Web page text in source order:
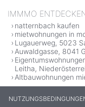
IMMMO
natternbach kaufen
mietwohnungen in
Lugauerweg, 5023
Auwaldgasse, 8041
Leitha,
Altbauwohnungen